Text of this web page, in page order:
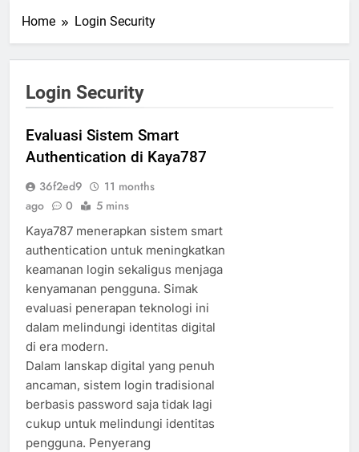
Home Login Security
Login Security
Evaluasi Sistem Smart
Authentication di Kaya787
36f2ed9
11 months
ago
0 5 mins
Kaya787 menerapkan sistem smart
authentication untuk meningkatkan
keamanan login sekaligus menjaga
kenyamanan pengguna. Simak
evaluasi penerapan teknologi ini
dalam melindungi identitas digital
di era modern.
Dalam lanskap digital yang penuh
ancaman, sistem login tradisional
berbasis password saja tidak lagi
cukup untuk melindungi identitas
pengguna. Penyerang